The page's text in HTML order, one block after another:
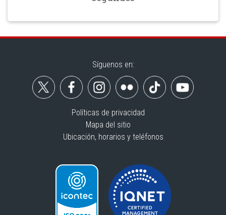
Síguenos en:
Políticas de privacidad
Mapa del sitio
Ubicación, horarios y teléfonos